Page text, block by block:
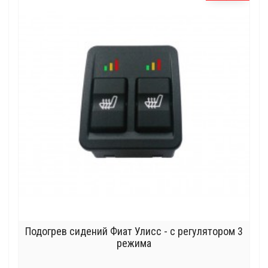
Подогрев сидений Фиат Улисс - с регулятором 3
режима